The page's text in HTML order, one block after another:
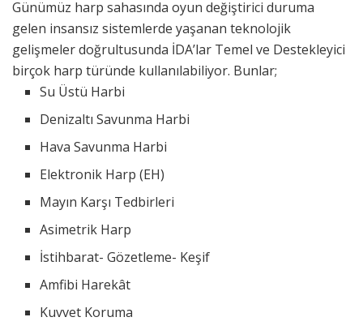
Günümüz harp sahasında oyun değiştirici duruma
gelen insansız sistemlerde yaşanan teknolojik
gelişmeler doğrultusunda İDA’lar Temel ve Destekleyici
birçok harp türünde kullanılabiliyor. Bunlar;
Su Üstü Harbi
Denizaltı Savunma Harbi
Hava Savunma Harbi
Elektronik Harp (EH)
Mayın Karşı Tedbirleri
Asimetrik Harp
İstihbarat- Gözetleme- Keşif
Amfibi Harekât
Kuvvet Koruma